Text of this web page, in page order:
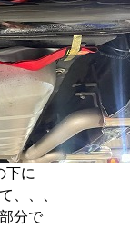
下に
、、、
分で